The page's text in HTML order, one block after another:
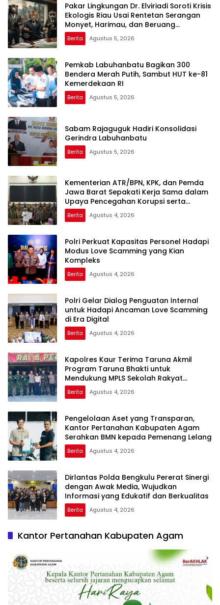
Pakar Lingkungan Dr. Elviriadi Soroti Krisis
Ekologis Riau Usai Rentetan Serangan
Monyet, Harimau, dan Beruang
Terhadap Warga
Berita Agustus 5, 2026
Pemkab Labuhanbatu Bagikan 300
Bendera Merah Putih, Sambut HUT ke-81
Kemerdekaan RI
Berita Agustus 5, 2026
Sabam Rajaguguk Hadiri Konsolidasi
Gerindra Labuhanbatu
Berita Agustus 5, 2026
Kementerian ATR/BPN, KPK, dan Pemda
Jawa Barat Sepakati Kerja Sama dalam
Upaya Pencegahan Korupsi serta
Penguatan Ekonomi Daerah
Berita Agustus 4, 2026
Polri Perkuat Kapasitas Personel Hadapi
Modus Love Scamming yang Kian
Kompleks
Berita Agustus 4, 2026
Polri Gelar Dialog Penguatan Internal
untuk Hadapi Ancaman Love Scamming
di Era Digital
Berita Agustus 4, 2026
Kapolres Kaur Terima Taruna Akmil
Program Taruna Bhakti untuk
Mendukung MPLS Sekolah Rakyat
Kabupaten Kaur
Berita Agustus 4, 2026
Pengelolaan Aset yang Transparan,
Kantor Pertanahan Kabupaten Agam
Serahkan BMN kepada Pemenang Lelang
Berita Agustus 4, 2026
Dirlantas Polda Bengkulu Pererat Sinergi
dengan Awak Media, Wujudkan
Informasi yang Edukatif dan Berkualitas
Berita Agustus 4, 2026
Kantor Pertanahan Kabupaten Agam